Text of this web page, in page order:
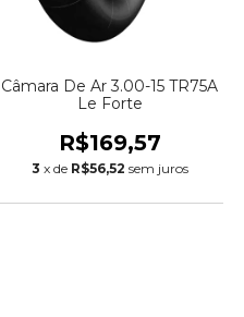
Câmara De Ar 3.00-15 TR75A
Le Forte
R$169,57
3 x de R$56,52 sem juros